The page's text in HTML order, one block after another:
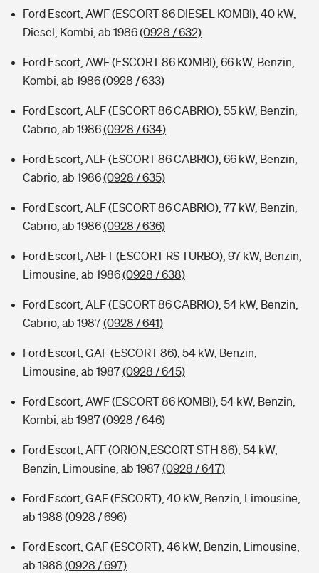
Ford Escort, AWF (ESCORT 86 DIESEL KOMBI), 40 kW,
Diesel, Kombi, ab 1986(0928 / 632)
Ford Escort, AWF (ESCORT 86 KOMBI), 66 kW, Benzin,
Kombi, ab 1986(0928 / 633)
Ford Escort, ALF (ESCORT 86 CABRIO), 55 kW, Benzin,
Cabrio, ab 1986(0928 / 634)
Ford Escort, ALF (ESCORT 86 CABRIO), 66 kW, Benzin,
Cabrio, ab 1986(0928 / 635)
Ford Escort, ALF (ESCORT 86 CABRIO), 77 kW, Benzin,
Cabrio, ab 1986(0928 / 636)
Ford Escort, ABFT (ESCORT RS TURBO), 97 kW, Benzin,
Limousine, ab 1986(0928 / 638)
Ford Escort, ALF (ESCORT 86 CABRIO), 54 kW, Benzin,
Cabrio, ab 1987(0928 / 641)
Ford Escort, GAF (ESCORT 86), 54 kW, Benzin,
Limousine, ab 1987(0928 / 645)
Ford Escort, AWF (ESCORT 86 KOMBI), 54 kW, Benzin,
Kombi, ab 1987(0928 / 646)
Ford Escort, AFF (ORION,ESCORT STH 86), 54 kW,
Benzin, Limousine, ab 1987(0928 / 647)
Ford Escort, GAF (ESCORT), 40 kW, Benzin, Limousine,
ab 1988 (0928 / 696)
Ford Escort, GAF (ESCORT), 46 kW, Benzin, Limousine,
ab 1988 (0928 / 697)